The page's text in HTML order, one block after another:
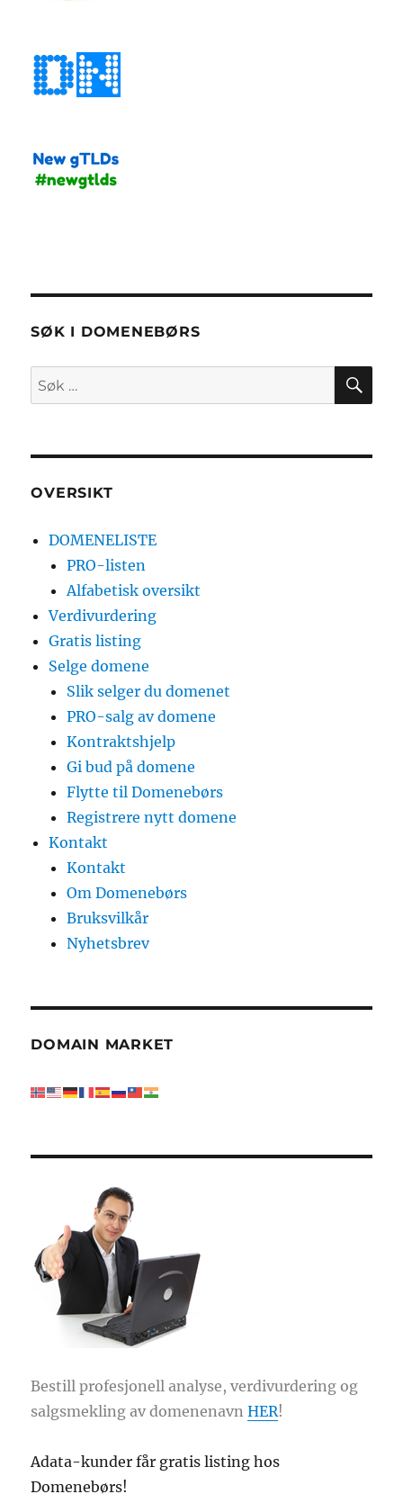
SØK I DOMENEBØRS
Søk
etter:
OVERSIKT
DOMENELISTE
PRO-listen
Alfabetisk oversikt
Verdivurdering
Gratis listing
Selge domene
Slik selger du domenet
PRO-salg av domene
Kontraktshjelp
Gi bud på domene
Flytte til Domenebørs
Registrere nytt domene
Kontakt
Kontakt
Om Domenebørs
Bruksvilkår
Nyhetsbrev
DOMAIN MARKET
Bestill profesjonell analyse, verdivurdering og
salgsmekling av domenenavnHER!
Adata-kunder får gratis listing hos
Domenebørs!